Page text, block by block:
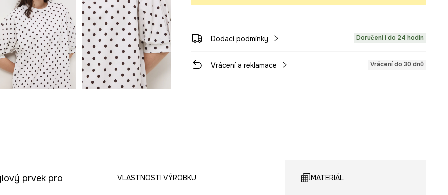
Dodací podmínky Doručení i do 24 hodin
Vrácení a reklamace Vrácení do 30 dnů
prvek pro
VLASTNOSTI VÝROBKU MATERIÁL